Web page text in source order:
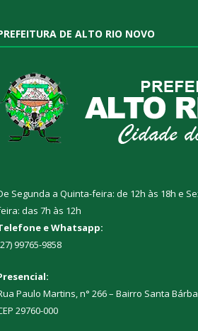
DE ALTO RIO NOVO
Segunda a Quinta-feira: de 12h às 18h e
das 7h às 12h
e Whatsapp:
99765-9858
Paulo Martins, n° 266 – Bairro Santa
29760-000